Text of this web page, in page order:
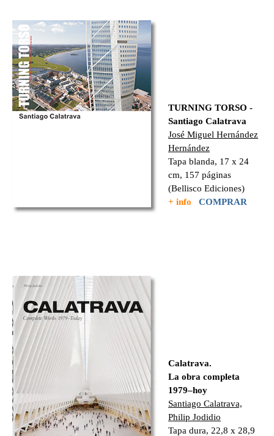
TURNING TORSO -
Santiago Calatrava
José Miguel Hernández
Hernández
Tapa blanda, 17 x 24
cm, 157 páginas
(Bellisco Ediciones)
+ info
COMPRAR
Calatrava.
La obra completa
1979–hoy
Santiago Calatrava,
Philip Jodidio
Tapa dura, 22,8 x 28,9